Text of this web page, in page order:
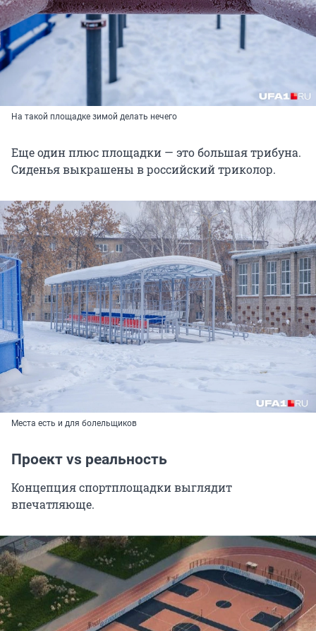
На такой площадке зимой делать нечего
Еще один плюс площадки — это большая трибуна.
Сиденья выкрашены в российский триколор.
Места есть и для болельщиков
Проект vs реальность
Концепция спортплощадки выглядит
впечатляюще.